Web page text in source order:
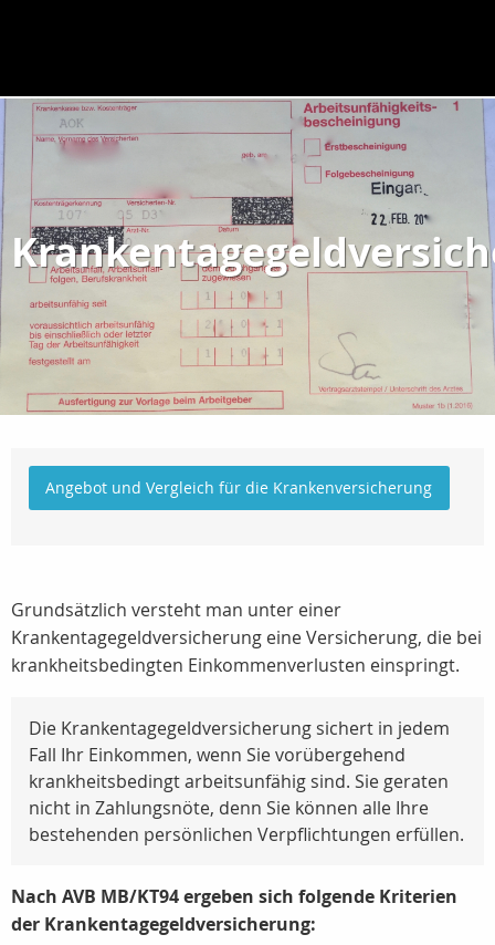
Angebot und Vergleich für die Krankenversicherung
Grundsätzlich versteht man unter einer
Krankentagegeldversicherung eine Versicherung, die bei
krankheitsbedingten Einkommenverlusten einspringt.
Die Krankentagegeldversicherung sichert in jedem
Fall Ihr Einkommen, wenn Sie vorübergehend
krankheitsbedingt arbeitsunfähig sind. Sie geraten
nicht in Zahlungsnöte, denn Sie können alle Ihre
bestehenden persönlichen Verpflichtungen erfüllen.
Nach AVB MB/KT94 ergeben sich folgende Kriterien
der Krankentagegeldversicherung: